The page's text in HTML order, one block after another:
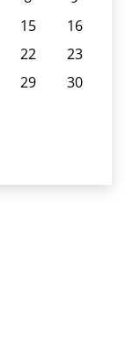
15
16
22
23
29
30